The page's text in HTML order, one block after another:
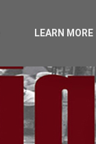
LEARN MORE